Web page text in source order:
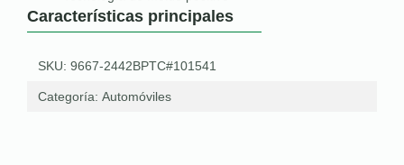
Características principales
SKU: 9667-2442BPTC#101541
Categoría: Automóviles